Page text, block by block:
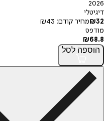
קודם:
₪43
לסל